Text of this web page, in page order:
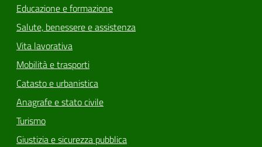
Educazione e formazione
Salute, benessere e assistenza
Vita lavorativa
Mobilità e trasporti
Catasto e urbanistica
Anagrafe e stato civile
Turismo
Giustizia e sicurezza pubblica